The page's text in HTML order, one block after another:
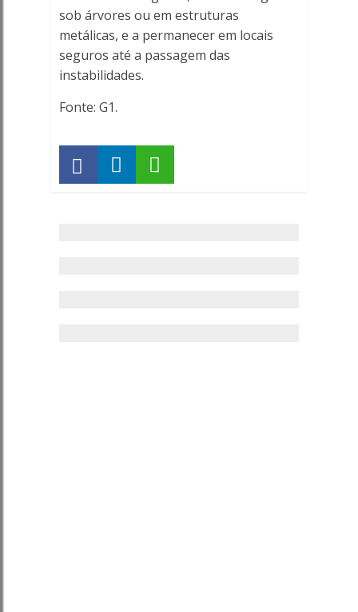
sob árvores ou em estruturas
metálicas, e a permanecer em locais
seguros até a passagem das
instabilidades.
Fonte: G1.